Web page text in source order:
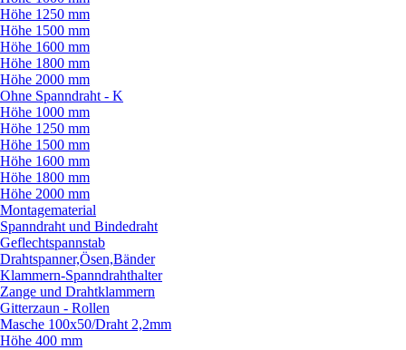
Höhe 1250 mm
Höhe 1500 mm
Höhe 1600 mm
Höhe 1800 mm
Höhe 2000 mm
Ohne Spanndraht - K
Höhe 1000 mm
Höhe 1250 mm
Höhe 1500 mm
Höhe 1600 mm
Höhe 1800 mm
Höhe 2000 mm
Montagematerial
Spanndraht und Bindedraht
Geflechtspannstab
Drahtspanner,Ösen,Bänder
Klammern-Spanndrahthalter
Zange und Drahtklammern
Gitterzaun - Rollen
Masche 100x50/Draht 2,2mm
Höhe 400 mm